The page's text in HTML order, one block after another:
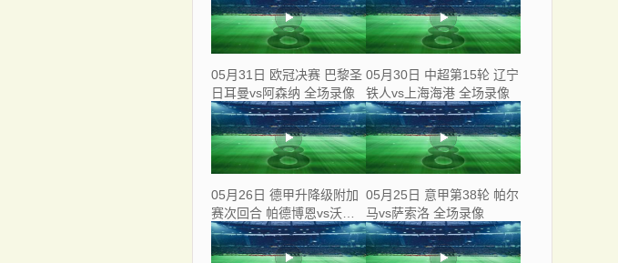
05月31日 欧冠决赛 巴黎圣
日耳曼vs阿森纳 全场录像
05月30日 中超第15轮 辽宁
铁人vs上海海港 全场录像
05月26日 德甲升降级附加
赛次回合 帕德博恩vs沃尔
夫斯堡 全场录像
05月25日 意甲第38轮 帕尔
马vs萨索洛 全场录像